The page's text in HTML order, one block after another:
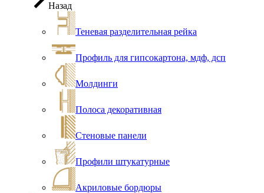
Назад
Теневая разделительная рейка
Профиль для гипсокартона, мдф, дсп
Молдинги
Полоса декоративная
Стеновые панели
Профили штукатурные
Акриловые бордюры